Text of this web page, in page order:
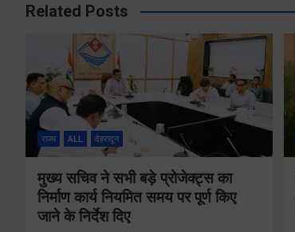
Related Posts
राज्य ALL देहरादून
मुख्य सचिव ने सभी बड़े प्रोजेक्ट्स का
निर्माण कार्य नियमित समय पर पूर्ण किए
जाने के निर्देश दिए